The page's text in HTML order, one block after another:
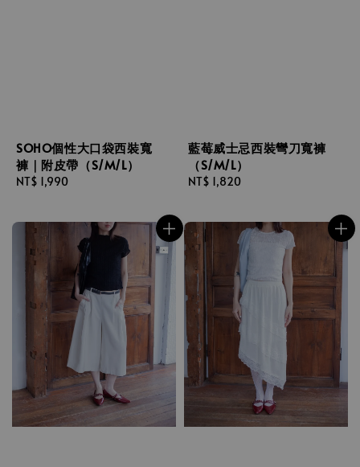
SOHO個性大口袋西裝寬
褲｜附皮帶（S/M/L）
Regular
NT$ 1,990
藍莓威士忌西裝彎刀寬褲
（S/M/L）
Regular
NT$ 1,820